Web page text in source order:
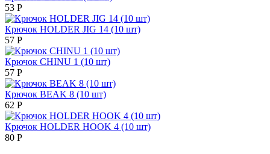
53 Р
Крючок HOLDER JIG 14 (10 шт)
57 Р
Крючок CHINU 1 (10 шт)
57 Р
Крючок BEAK 8 (10 шт)
62 Р
Крючок HOLDER HOOK 4 (10 шт)
80 Р